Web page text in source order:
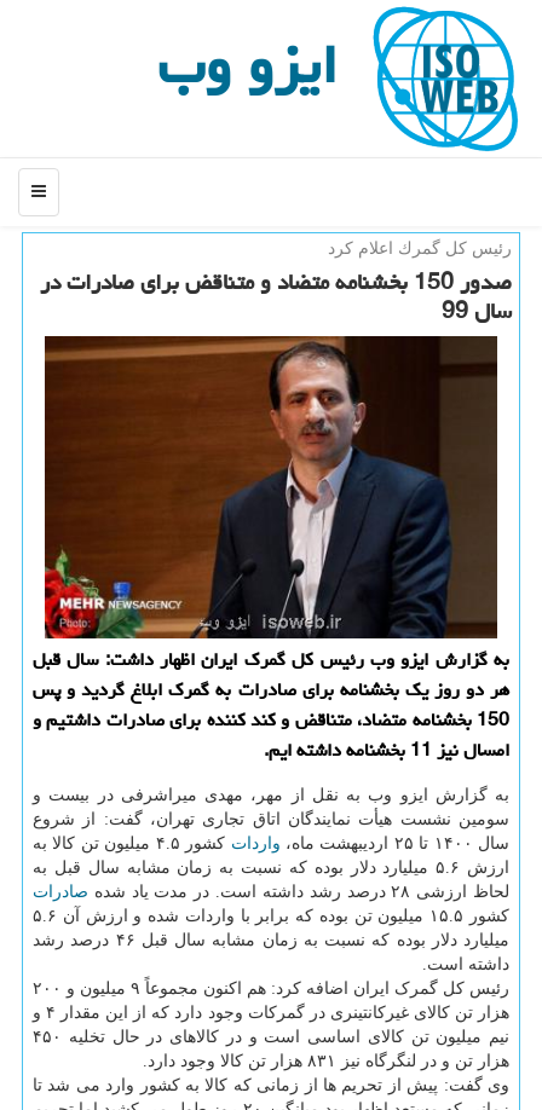
ایزو وب
منو
رئیس كل گمرك اعلام كرد
صدور 150 بخشنامه متضاد و متناقض برای صادرات در
سال 99
به گزارش ایزو وب رئیس کل گمرک ایران اظهار داشت: سال قبل
هر دو روز یک بخشنامه برای صادرات به گمرک ابلاغ گردید و پس
150 بخشنامه متضاد، متناقض و کند کننده برای صادرات داشتیم و
امسال نیز 11 بخشنامه داشته ایم.
به گزارش ایزو وب به نقل از مهر، مهدی میراشرفی در بیست و
سومین نشست هیأت نمایندگان اتاق تجاری تهران، گفت: از شروع
سال ۱۴۰۰ تا ۲۵ اردیبهشت ماه،
واردات
کشور ۴.۵ میلیون تن کالا به
ارزش ۵.۶ میلیارد دلار بوده که نسبت به زمان مشابه سال قبل به
لحاظ ارزشی ۲۸ درصد رشد داشته است. در مدت یاد شده
صادرات
کشور ۱۵.۵ میلیون تن بوده که برابر با واردات شده و ارزش آن ۵.۶
میلیارد دلار بوده که نسبت به زمان مشابه سال قبل ۴۶ درصد رشد
داشته است.
رئیس کل گمرک ایران اضافه کرد: هم اکنون مجموعاً ۹ میلیون و ۲۰۰
هزار تن کالای غیرکانتینری در گمرکات وجود دارد که از این مقدار ۴ و
نیم میلیون تن کالای اساسی است و در کالاهای در حال تخلیه ۴۵۰
هزار تن و در لنگرگاه نیز ۸۳۱ هزار تن کالا وجود دارد.
وی گفت: پیش از تحریم ها از زمانی که کالا به کشور وارد می شد تا